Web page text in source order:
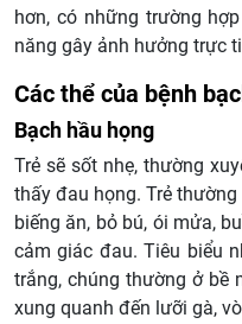
hơn, có những trường
năng gây ảnh hưởng trực
Các thể của bệnh
Bạch hầu họng
Trẻ sẽ sốt nhẹ, thường
thấy đau họng. Trẻ
biếng ăn, bỏ bú, ói mửa,
cảm giác đau. Tiêu biểu
trắng, chúng thường ở bề
xung quanh đến lưỡi gà,